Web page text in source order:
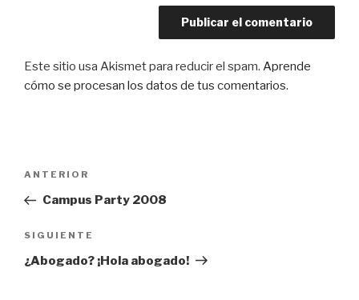
Este sitio usa Akismet para reducir el spam. Aprende
cómo se procesan los datos de tus comentarios.
entradas
Entrada
anterior:
ANTERIOR
Campus Party 2008
Siguiente
entrada
SIGUIENTE
¿Abogado? ¡Hola abogado!